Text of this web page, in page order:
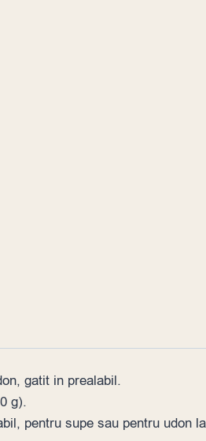
gatit in prealabil.
g).
pentru supe sau pentru udon